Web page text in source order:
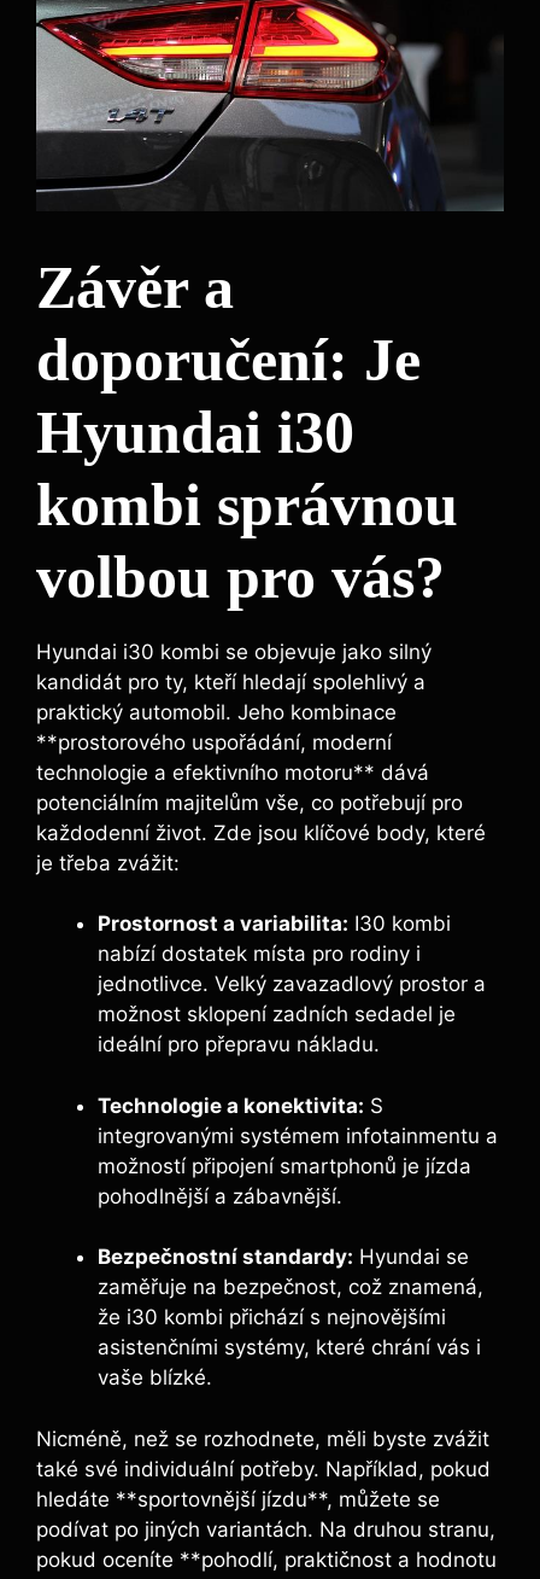
Závěr a
doporučení: Je
Hyundai i30
kombi správnou
volbou pro vás?
Hyundai i30 kombi se objevuje jako silný
kandidát pro ty, kteří hledají spolehlivý a
praktický automobil. Jeho kombinace
**prostorového uspořádání, moderní
technologie a efektivního motoru** dává
potenciálním majitelům vše, co potřebují pro
každodenní život. Zde jsou klíčové body, které
je třeba zvážit:
Prostornost a variabilita: I30 kombi
nabízí dostatek místa pro rodiny i
jednotlivce. Velký zavazadlový prostor a
možnost sklopení zadních sedadel je
ideální pro přepravu nákladu.
Technologie a konektivita: S
integrovanými systémem infotainmentu a
možností připojení smartphonů je jízda
pohodlnější a zábavnější.
Bezpečnostní standardy: Hyundai se
zaměřuje na bezpečnost, což znamená,
že i30 kombi přichází s nejnovějšími
asistenčními systémy, které chrání vás i
vaše blízké.
Nicméně, než se rozhodnete, měli byste zvážit
také své individuální potřeby. Například, pokud
hledáte **sportovnější jízdu**, můžete se
podívat po jiných variantách. Na druhou stranu,
pokud oceníte **pohodlí, praktičnost a hodnotu